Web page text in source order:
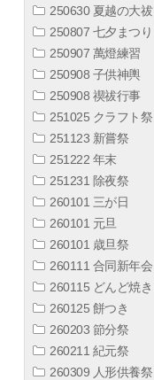
250630 夏越の大祓
250807 七夕まつり
250907 萬燈練習
250908 子供神輿
250908 禊祓行事
251025 クラフト祭
251123 新嘗祭
251222 年末
251231 除夜祭
260101 三が日
260101 元旦
260101 歳旦祭
260111 合同新年会
260115 どんど焼き
260125 餅つき
260203 節分祭
260211 紀元祭
260309 人形供養祭